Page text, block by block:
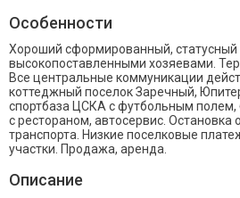
Особенности
Хороший сформированный, статусный
высокопоставленными хозяевами.
Все центральные коммуникации
коттеджный поселок Заречный,
спортбаза ЦСКА с футбольным полем,
с рестораном, автосервис. Остановка
транспорта. Низкие поселковые
участки. Продажа, аренда.
Описание